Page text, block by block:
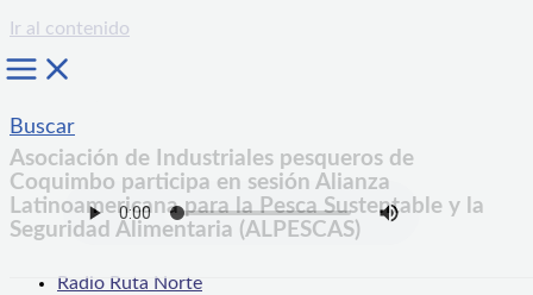
Ir al contenido
Buscar
Asociación de Industriales pesqueros de
Coquimbo participa en sesión Alianza
Latinoamericana para la Pesca Sustentable y la
Seguridad Alimentaria (ALPESCAS)
Radio Ruta Norte